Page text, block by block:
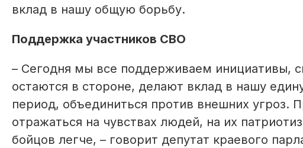
вклад в нашу общую борьбу.
Поддержка участников СВО
– Сегодня мы все поддерживаем
остаются в стороне, делают вклад в нашу
период, объединиться против внешних угроз.
отражаться на чувствах людей, на их
бойцов легче, – говорит депутат краевого